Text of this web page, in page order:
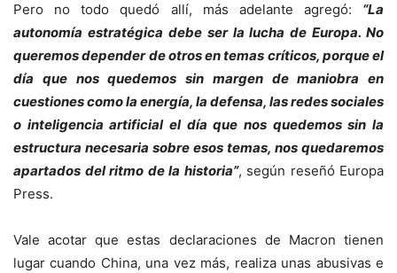
Pero no todo quedó allí, más adelante agregó: “La
autonomía estratégica debe ser la lucha de Europa. No
queremos depender de otros en temas críticos, porque el
día que nos quedemos sin margen de maniobra en
cuestiones como la energía, la defensa, las redes sociales
o inteligencia artificial el día que nos quedemos sin la
estructura necesaria sobre esos temas, nos quedaremos
apartados del ritmo de la historia”, según reseñó Europa
Press.
Vale acotar que estas declaraciones de Macron tienen
lugar cuando China, una vez más, realiza unas abusivas e